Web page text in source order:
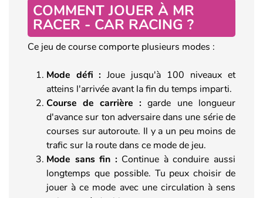
COMMENT JOUER À MR
RACER - CAR RACING ?
Ce jeu de course comporte plusieurs modes :
Mode défi : Joue jusqu'à 100 niveaux et
atteins l'arrivée avant la fin du temps imparti.
Course de carrière : garde une longueur
d'avance sur ton adversaire dans une série de
courses sur autoroute. Il y a un peu moins de
trafic sur la route dans ce mode de jeu.
Mode sans fin : Continue à conduire aussi
longtemps que possible. Tu peux choisir de
jouer à ce mode avec une circulation à sens